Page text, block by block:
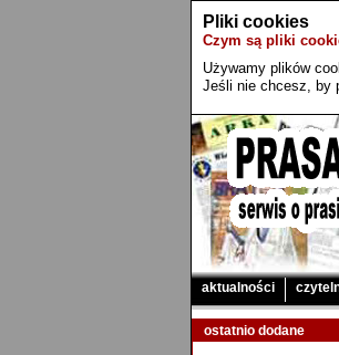
Pliki cookies
Czym są pliki
Używamy plików
Jeśli nie chcesz, by
aktualności
ostatnio dodane